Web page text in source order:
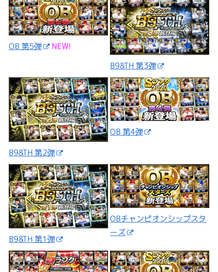
OB 第5弾
NEW!
B9&TH 第3弾
B9&TH 第2弾
OB 第4弾
B9&TH 第1弾
OBチャンピオンシップスタ
ーズ